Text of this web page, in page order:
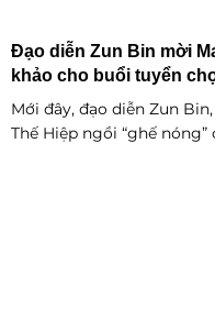
Đạo diễn Zun Bin mời
khảo cho buổi tuyển
Mới đây, đạo diễn Zun
Thế Hiệp ngồi “ghế